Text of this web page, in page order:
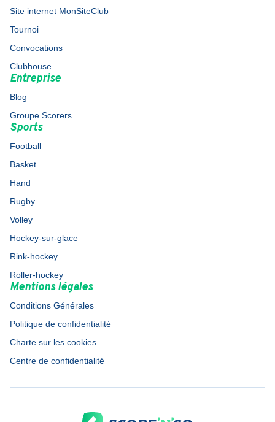
Site internet MonSiteClub
Tournoi
Convocations
Clubhouse
Entreprise
Blog
Groupe Scorers
Sports
Football
Basket
Hand
Rugby
Volley
Hockey-sur-glace
Rink-hockey
Roller-hockey
Mentions légales
Conditions Générales
Politique de confidentialité
Charte sur les cookies
Centre de confidentialité